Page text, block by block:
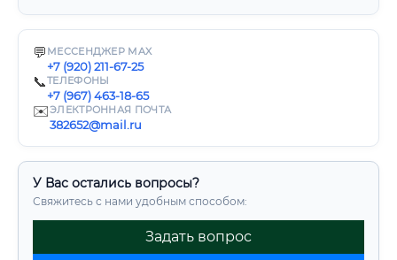
💬 МЕССЕНДЖЕР MAX
+7 (920) 211-67-25
📞ТЕЛЕФОНЫ
+7 (967) 463-18-65
✉️ЭЛЕКТРОННАЯ ПОЧТА
382652@mail.ru
У Вас остались вопросы?
Свяжитесь с нами удобным способом:
Задать вопрос